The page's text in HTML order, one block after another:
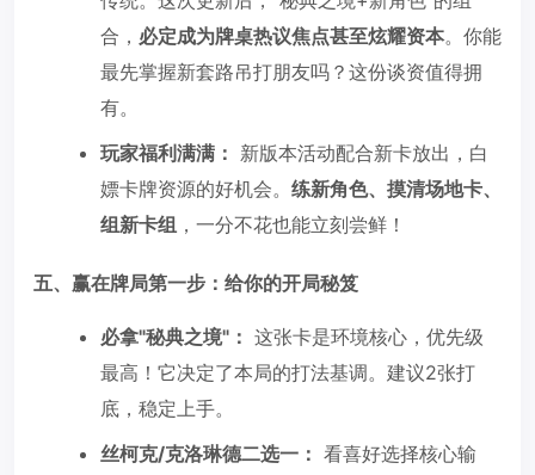
合， 必定成为牌桌热议焦点甚至炫耀资本。你能
最先掌握新套路吊打朋友吗？这份谈资值得拥
有。
玩家福利满满： 新版本活动配合新卡放出，白
嫖卡牌资源的好机会。 练新角色、摸清场地卡、
组新卡组 ，一分不花也能立刻尝鲜！
五、赢在牌局第一步：给你的开局秘笈
必拿"秘典之境"： 这张卡是环境核心，优先级
最高！它决定了本局的打法基调。建议2张打
底，稳定上手。
丝柯克/克洛琳德二选一： 看喜好选择核心输